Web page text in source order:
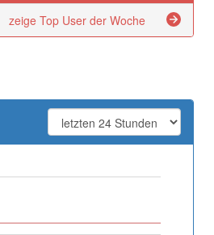
zeige Top User der Woche